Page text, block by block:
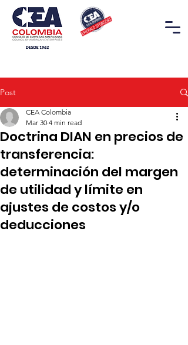
Post
Doctrina DIAN en precios de
transferencia:
determinación del margen
de utilidad y límite en
ajustes de costos y/o
deducciones
CEA Colombia
Mar 30 4 min read